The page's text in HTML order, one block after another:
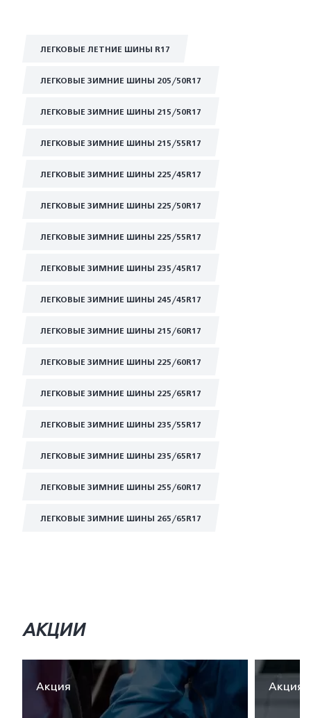
ЛЕГКОВЫЕ ЛЕТНИЕ ШИНЫ R17
ЛЕГКОВЫЕ ЗИМНИЕ ШИНЫ 205/50R17
ЛЕГКОВЫЕ ЗИМНИЕ ШИНЫ 215/50R17
ЛЕГКОВЫЕ ЗИМНИЕ ШИНЫ 215/55R17
ЛЕГКОВЫЕ ЗИМНИЕ ШИНЫ 225/45R17
ЛЕГКОВЫЕ ЗИМНИЕ ШИНЫ 225/50R17
ЛЕГКОВЫЕ ЗИМНИЕ ШИНЫ 225/55R17
ЛЕГКОВЫЕ ЗИМНИЕ ШИНЫ 235/45R17
ЛЕГКОВЫЕ ЗИМНИЕ ШИНЫ 245/45R17
ЛЕГКОВЫЕ ЗИМНИЕ ШИНЫ 215/60R17
ЛЕГКОВЫЕ ЗИМНИЕ ШИНЫ 225/60R17
ЛЕГКОВЫЕ ЗИМНИЕ ШИНЫ 225/65R17
ЛЕГКОВЫЕ ЗИМНИЕ ШИНЫ 235/55R17
ЛЕГКОВЫЕ ЗИМНИЕ ШИНЫ 235/65R17
ЛЕГКОВЫЕ ЗИМНИЕ ШИНЫ 255/60R17
ЛЕГКОВЫЕ ЗИМНИЕ ШИНЫ 265/65R17
АКЦИИ
Акция Акция